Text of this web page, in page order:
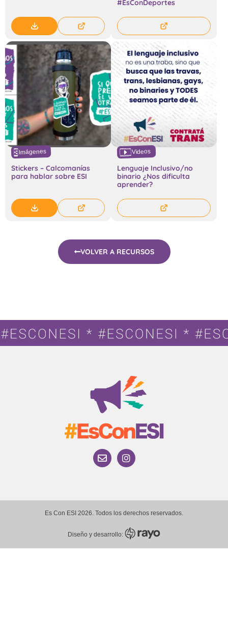
#EsConDeportes
Imágenes
Stickers – Calcomanías
para hablar sobre ESI
Videos
Lenguaje Inclusivo/no
binario ¿Nos dificulta
aprender?
VOLVER A RECURSOS
Es Con ESI 2026. Todos los derechos reservados.
Diseño y desarrollo: